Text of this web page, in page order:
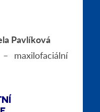
Pavlíková
maxilofaciální